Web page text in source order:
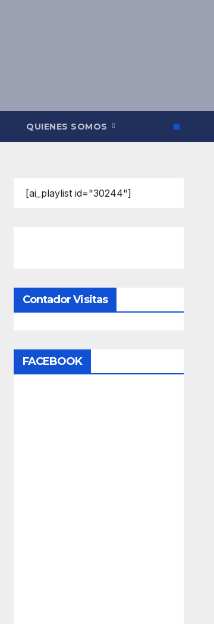
QUIENES SOMOS
[ai_playlist id="30244"]
Contador Visitas
FACEBOOK